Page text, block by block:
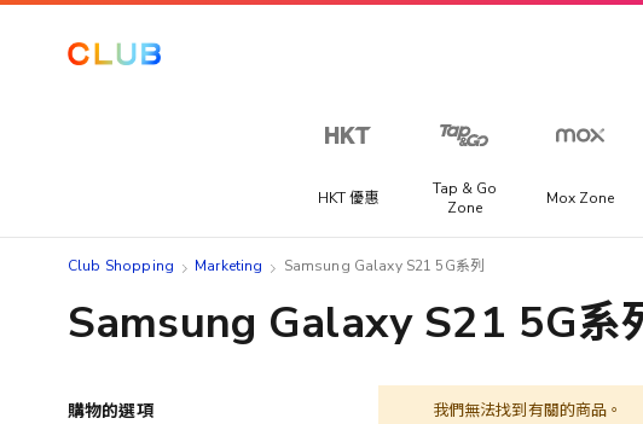
HKT 優惠
Tap & Go
Zone
Mox Zone
Club Shopping Marketing Samsung Galaxy S21 5G系列
Samsung Galaxy S21 5G系
我們無法找到有關的商品。
購物的選項